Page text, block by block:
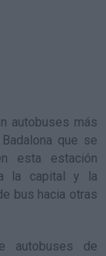
autobuses más
que se
esta estación
la capital y la
bus hacia otras
autobuses de